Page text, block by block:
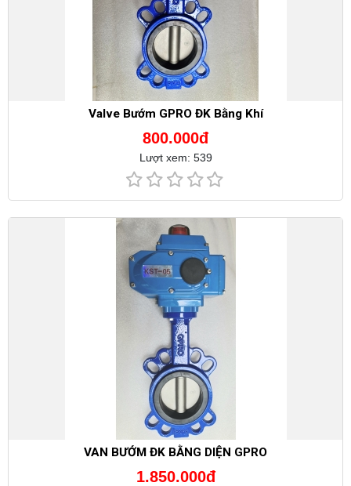
Valve Bướm GPRO ĐK Bằng Khí
800.000đ
Lượt xem: 539
VAN BƯỚM ĐK BẰNG DIỆN GPRO
1.850.000đ